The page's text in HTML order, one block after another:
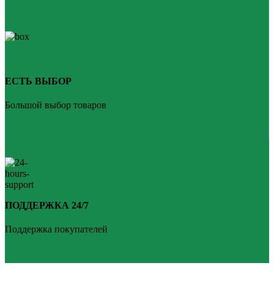
ЕСТЬ ВЫБОР
Большой выбор товаров
ПОДДЕРЖКА 24/7
Поддержка покупателей